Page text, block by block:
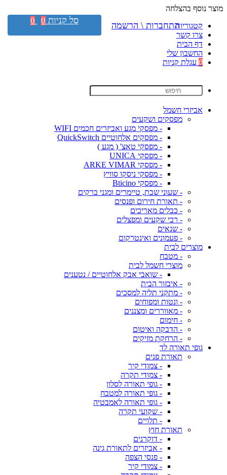
מוצר נוסף בהצלחה
קטגוריות
צרו קשר
דף הבית
החשבון שלי
0 עגלת קניות
אביזרי חשמל
מפסקים ושקעים
- מפסקי מגע ואביזרים חכמים WIFI
- מפסקים אלחוטיים QuickSwitch
- מפסקי טאצ' ( מגע )
- מפסקי UNICA
- מפסקי ARKE VIMAR
- מפסקי ניסקו סוויץ
- מפסקי Bticino
- שעוני שבת, טיימרים ומגני ברקים
- תאורת חירום ופנסים
- כבלים מאריכים
- רבי שקעים ומפצלים
- שנאים
- פעמונים ואינטרקום
מוצרים לבית
- מטבח
מוצרי חשמל לבית
- שואבי אבק אלחוטיים / נטענים
- איבזור הבית
- מתקני תליה למסכים
- ונטות ומפוחים
- מאווררים ומצננים
- חימום
- הדבקה ואיטום
- הרחקת מזיקים
גופי תאורה לד
תאורת פנים
- צמודי קיר
- צמודי תקרה
- גופי תאורה לסלון
- גופי תאורה למטבח
- גופי תאורה לאמבטיה
- שקועי תקרה
- תלויים
תאורת חוץ
- דוקרנים
- אביזרים לתאורת גינה
- פנסי הצפה
- צמודי קיר
התחברות \ הרשמה סל קניות 0
0